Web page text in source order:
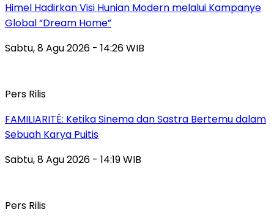
Himel Hadirkan Visi Hunian Modern melalui Kampanye
Global “Dream Home”
Sabtu, 8 Agu 2026 - 14:26 WIB
Pers Rilis
FAMILIARITÉ: Ketika Sinema dan Sastra Bertemu dalam
Sebuah Karya Puitis
Sabtu, 8 Agu 2026 - 14:19 WIB
Pers Rilis